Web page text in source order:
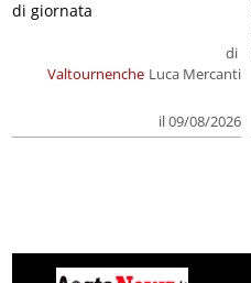
Valtournenche
di
Luca Mercanti
il 09/08/2026
di giornata